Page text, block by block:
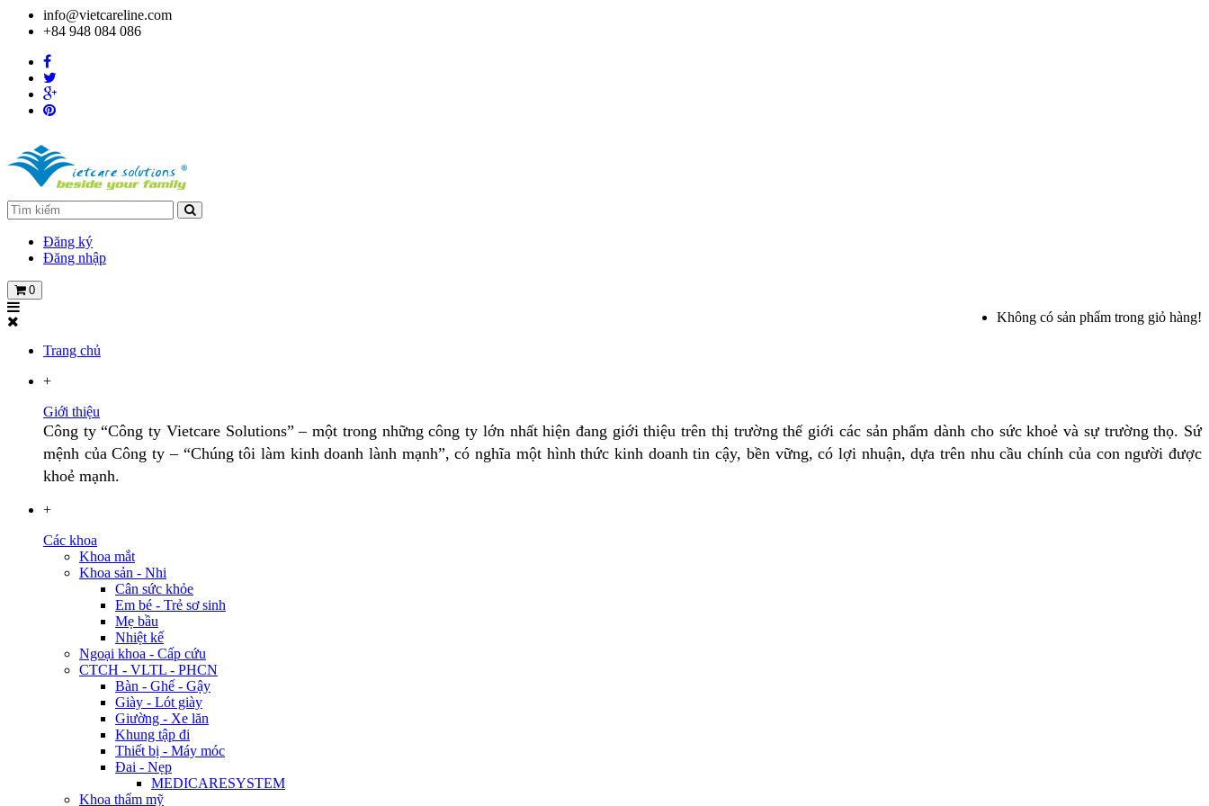
info@vietcareline.com
+84 948 084 086
Đăng ký
Đăng nhập
0
Không có sản phẩm trong giỏ hàng!
Trang chủ
+
Giới thiệu
Công ty “Công ty Vietcare Solutions” – một trong những công ty lớn nhất hiện đang giới thiệu trên thị trường thế giới các sản phẩm dành cho sức khoẻ và sự trường thọ. Sứ
mệnh của Công ty – “Chúng tôi làm kinh doanh lành mạnh”, có nghĩa một hình thức kinh doanh tin cậy, bền vững, có lợi nhuận, dựa trên nhu cầu chính của con người được
khoẻ mạnh.
+
Các khoa
Khoa mắt
Khoa sản - Nhi
Cân sức khỏe
Em bé - Trẻ sơ sinh
Mẹ bầu
Nhiệt kế
Ngoại khoa - Cấp cứu
CTCH - VLTL - PHCN
Bàn - Ghế - Gậy
Giày - Lót giày
Giường - Xe lăn
Khung tập đi
Thiết bị - Máy móc
Đai - Nẹp
MEDICARESYSTEM
Khoa thẩm mỹ